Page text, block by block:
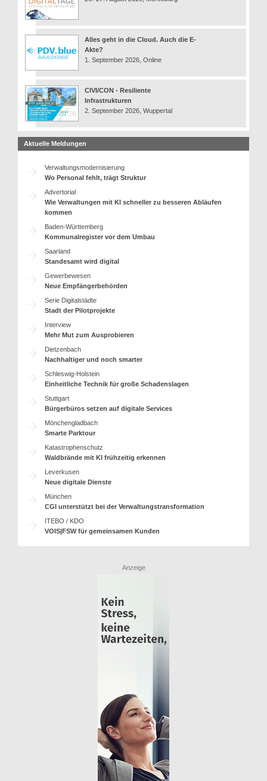
Alles geht in die Cloud. Auch die E-
Akte?
1. September 2026, Online
CIVI/CON - Resiliente
Infrastrukturen
2. September 2026, Wuppertal
Aktuelle Meldungen
Verwaltungsmodernisierung
Wo Personal fehlt, trägt Struktur
Advertorial
Wie Verwaltungen mit KI schneller zu besseren Abläufen
kommen
Baden-Württemberg
Kommunalregister vor dem Umbau
Saarland
Standesamt wird digital
Gewerbewesen
Neue Empfängerbehörden
Serie Digitalstädte
Stadt der Pilotprojekte
Interview
Mehr Mut zum Ausprobieren
Dietzenbach
Nachhaltiger und noch smarter
Schleswig-Holstein
Einheitliche Technik für große Schadenslagen
Stuttgart
Bürgerbüros setzen auf digitale Services
Mönchengladbach
Smarte Parktour
Katastrophenschutz
Waldbrände mit KI frühzeitig erkennen
Leverkusen
Neue digitale Dienste
München
CGI unterstützt bei der Verwaltungstransformation
ITEBO / KDO
VOIS|FSW für gemeinsamen Kunden
Anzeige